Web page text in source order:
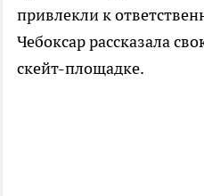
привлекли к
Чебоксар рассказала
скейт-площадке.